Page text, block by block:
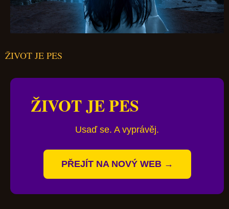
ŽIVOT JE PES
ŽIVOT JE PES
Usaď se. A vyprávěj.
PŘEJÍT NA NOVÝ WEB →